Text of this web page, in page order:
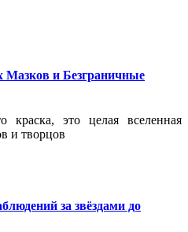
и Безграничные
это целая вселенная
и творцов
за звёздами до